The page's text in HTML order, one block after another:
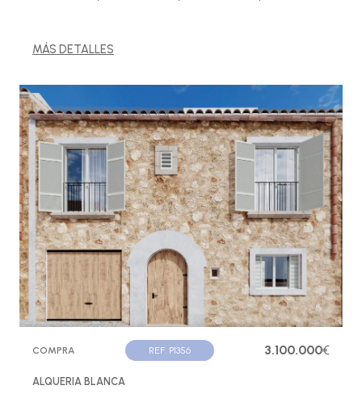
MÁS DETALLES
COMPRA REF. P1356 3.100.000€
ALQUERIA BLANCA